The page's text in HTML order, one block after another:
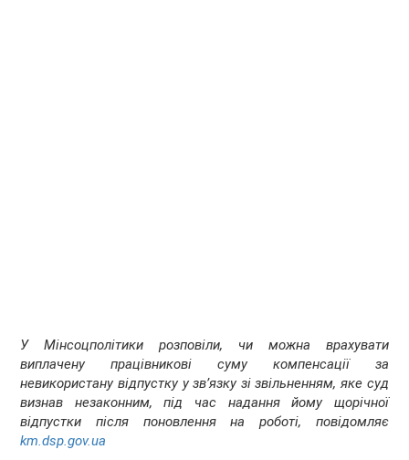
У Мінсоцполітики розповіли, чи можна врахувати
виплачену працiвниковi суму компенсацiї за
невикористану вiдпустку у зв’язку зi звiльненням, яке суд
визнав незаконним, пiд час надання йому щорiчної
вiдпустки пiсля поновлення на роботi, повідомляє
km.dsp.gov.ua